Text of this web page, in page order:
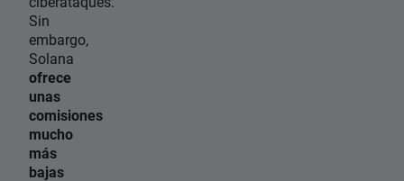
Sin
embargo,
Solana
ofrece
unas
comisiones
mucho
más
bajas